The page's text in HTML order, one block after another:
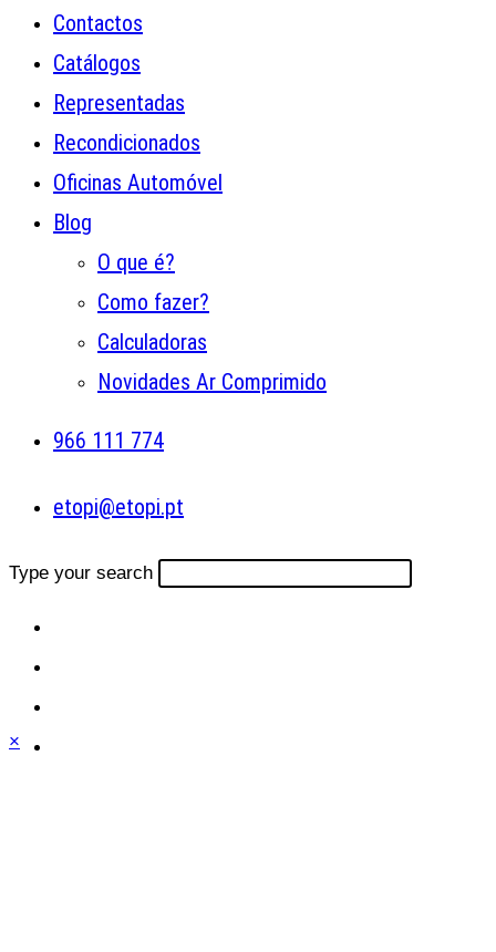
Contactos
Catálogos
Representadas
Recondicionados
Oficinas Automóvel
Blog
O que é?
Como fazer?
Calculadoras
Novidades Ar Comprimido
966 111 774
etopi@etopi.pt
Type your search
×